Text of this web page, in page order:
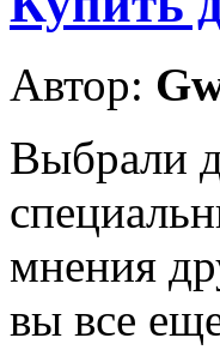
Автор:
Выбрали
мнения
вы все